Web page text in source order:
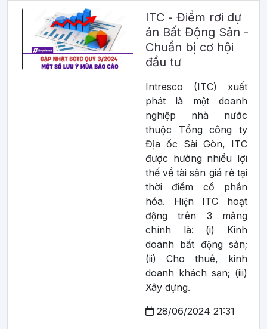
ITC - Điểm rơi dự
án Bất Động Sản -
Chuẩn bị cơ hội
đầu tư
Intresco (ITC) xuất
phát là một doanh
nghiệp nhà nước
thuộc Tổng công ty
Địa ốc Sài Gòn, ITC
được hưởng nhiều lợi
thế về tài sản giá rẻ tại
thời điểm cổ phần
hóa. Hiện ITC hoạt
động trên 3 mảng
chính là: (i) Kinh
doanh bất động sản;
(ii) Cho thuê, kinh
doanh khách sạn; (iii)
Xây dựng.
28/06/2024 21:31